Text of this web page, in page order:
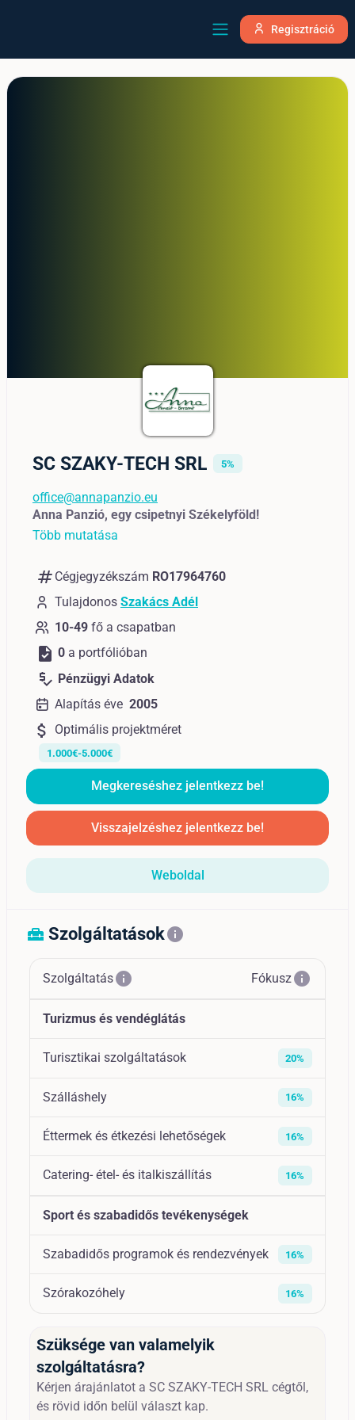
Regisztráció
SC SZAKY-TECH SRL 5%
office@annapanzio.eu
Anna Panzió, egy csipetnyi Székelyföld!
Több mutatása
numbers Cégjegyzékszám RO17964760
Tulajdonos Szakács Adél
10-49 fő a csapatban
task 0 a portfólióban
price_check Pénzügyi Adatok
Alapítás éve 2005
attach_money Optimális projektméret
1.000€-5.000€
Megkereséshez jelentkezz be!
Visszajelzéshez jelentkezz be!
Weboldal
home_repair_service Szolgáltatásokinfo
Szolgáltatásinfo Fókuszinfo
Turizmus és vendéglátás
Turisztikai szolgáltatások 20%
Szálláshely 16%
Éttermek és étkezési lehetőségek 16%
Catering- étel- és italkiszállítás 16%
Sport és szabadidős tevékenységek
Szabadidős programok és rendezvények 16%
Szórakozóhely 16%
Szüksége van valamelyik
szolgáltatásra?
Kérjen árajánlatot a SC SZAKY-TECH SRL cégtől,
és rövid időn belül választ kap.